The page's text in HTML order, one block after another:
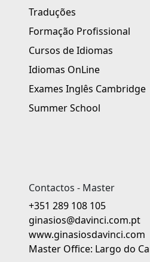
Traduções
Formação Profissional
Cursos de Idiomas
Idiomas OnLine
Exames Inglês Cambridge
Summer School
Contactos - Master
+351 289 108 105
ginasios@davinci.com.pt
www.ginasiosdavinci.com
Master Office: Largo do